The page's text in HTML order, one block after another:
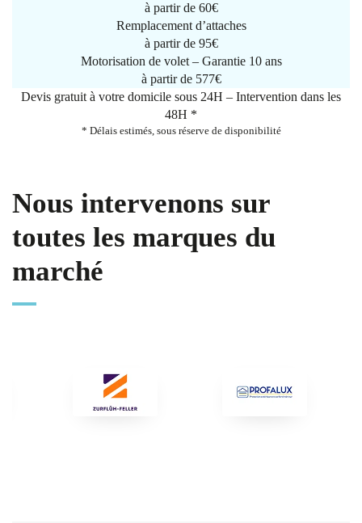
à partir de 60€
Remplacement d’attaches
à partir de 95€
Motorisation de volet – Garantie 10 ans
à partir de 577€
Devis gratuit à votre domicile sous 24H – Intervention dans les
48H *
* Délais estimés, sous réserve de disponibilité
Nous intervenons sur
toutes les marques du
marché